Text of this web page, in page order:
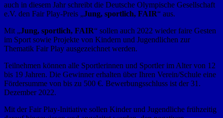
auch in diesem Jahr schreibt die Deutsche Olympische Gesellschaft
e.V. den Fair Play-Preis „Jung, sportlich, FAIR“ aus.
Mit „Jung, sportlich, FAIR“ sollen auch 2022 wieder faire Gesten
im Sport sowie Projekte von Kindern und Jugendlichen zur
Thematik Fair Play ausgezeichnet werden.
Teilnehmen können alle Sportlerinnen und Sportler im Alter von 12
bis 19 Jahren. Die Gewinner erhalten über Ihren Verein/Schule eine
Fördersumme von bis zu 500 €. Bewerbungsschluss ist der 31.
Dezember 2022.
Mit der Fair Play-Initiative sollen Kinder und Jugendliche frühzeitig